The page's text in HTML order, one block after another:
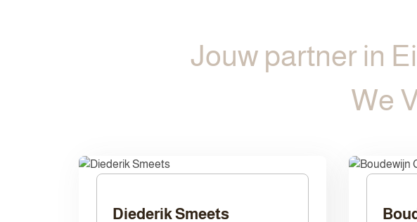
Jouw partner in
We
Diederik Smeets